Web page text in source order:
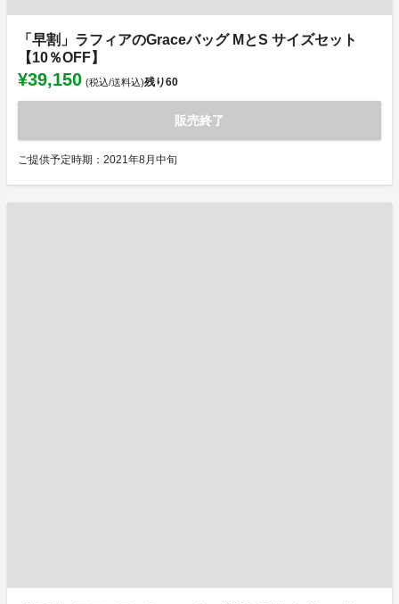
「早割」ラフィアのGraceバッグ MとS サイズセット
【10％OFF】
¥39,150 (税込/送料込)残り60
販売終了
ご提供予定時期：2021年8月中旬